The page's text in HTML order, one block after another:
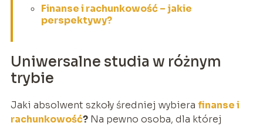
Finanse i rachunkowość – jakie
perspektywy?
Uniwersalne studia w różnym
trybie
Jaki absolwent szkoły średniej wybiera finanse i
rachunkowość?Na pewno osoba, dla której